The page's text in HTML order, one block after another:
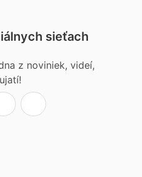
sieťach
z noviniek, videí,